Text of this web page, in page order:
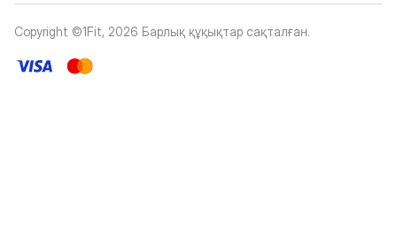
Copyright ©1Fit, 2026 Барлық құқықтар сақталған.